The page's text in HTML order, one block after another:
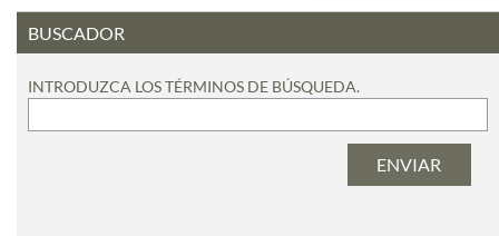
BUSCADOR
INTRODUZCA LOS TÉRMINOS DE BÚSQUEDA.